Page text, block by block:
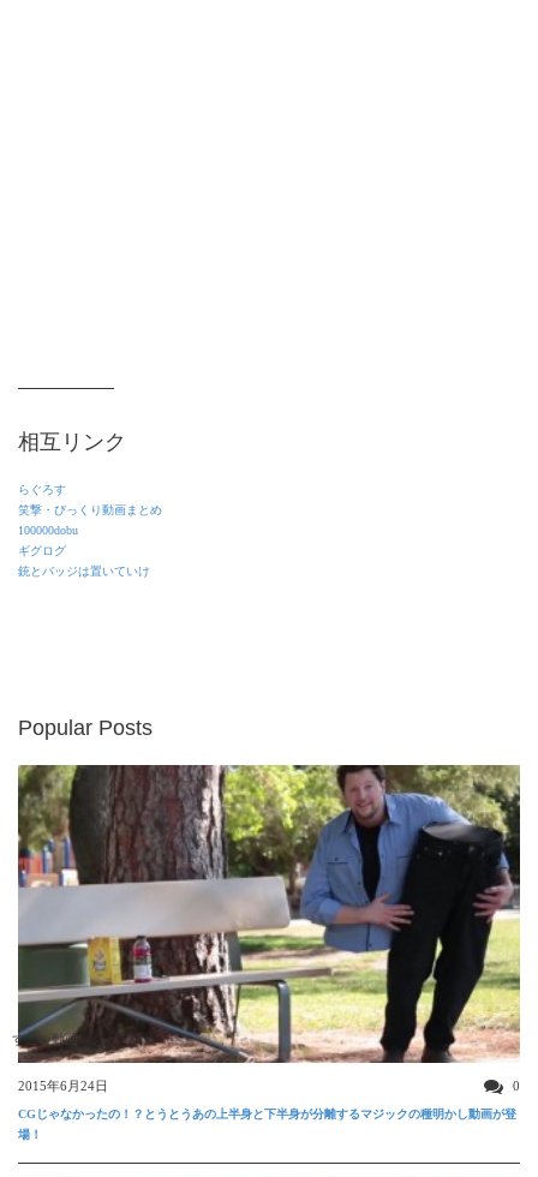
相互リンク
らぐろす
笑撃・びっくり動画まとめ
100000dobu
ギグログ
銃とバッジは置いていけ
Popular Posts
すごい動画
2015年6月24日 0
CGじゃなかったの！？とうとうあの上半身と下半身が分離するマジックの種明かし動画が登
場！